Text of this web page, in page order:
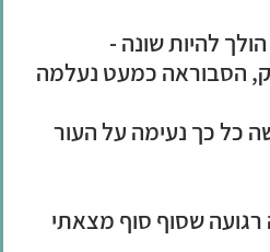
להיות שונה -
הסבוראה כמעט נעלמה
כל כך נעימה על העור
שסוף סוף מצאתי